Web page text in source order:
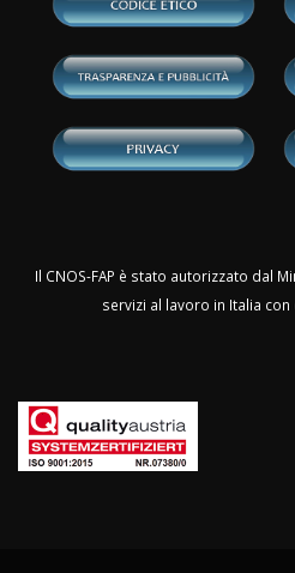
Il CNOS-FAP è stato autorizzato dal
servizi al lavoro in Italia con